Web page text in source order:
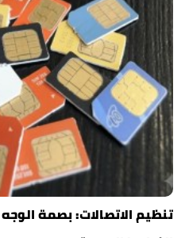
تنظيم الاتصالات: بصمة